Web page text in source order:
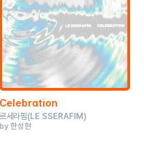
Celebration
르세라핌(LE SSERAFIM)
by 한성현